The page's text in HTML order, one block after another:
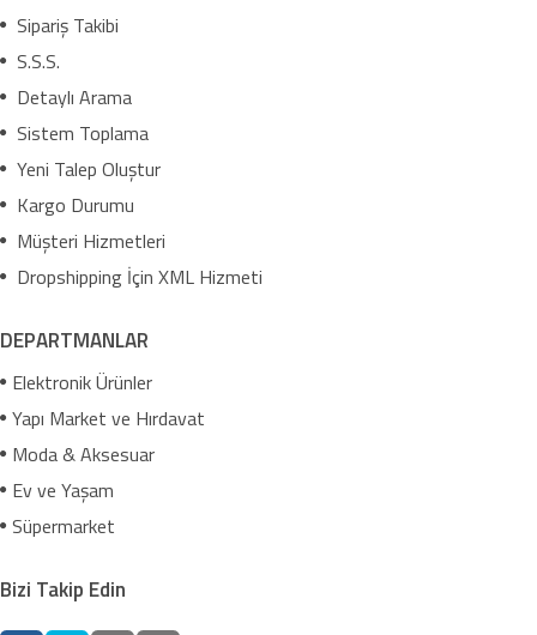
Sipariş Takibi
S.S.S.
Detaylı Arama
Sistem Toplama
Yeni Talep Oluştur
Kargo Durumu
Müşteri Hizmetleri
Dropshipping İçin XML Hizmeti
DEPARTMANLAR
Elektronik Ürünler
Yapı Market ve Hırdavat
Moda & Aksesuar
Ev ve Yaşam
Süpermarket
Bizi Takip Edin